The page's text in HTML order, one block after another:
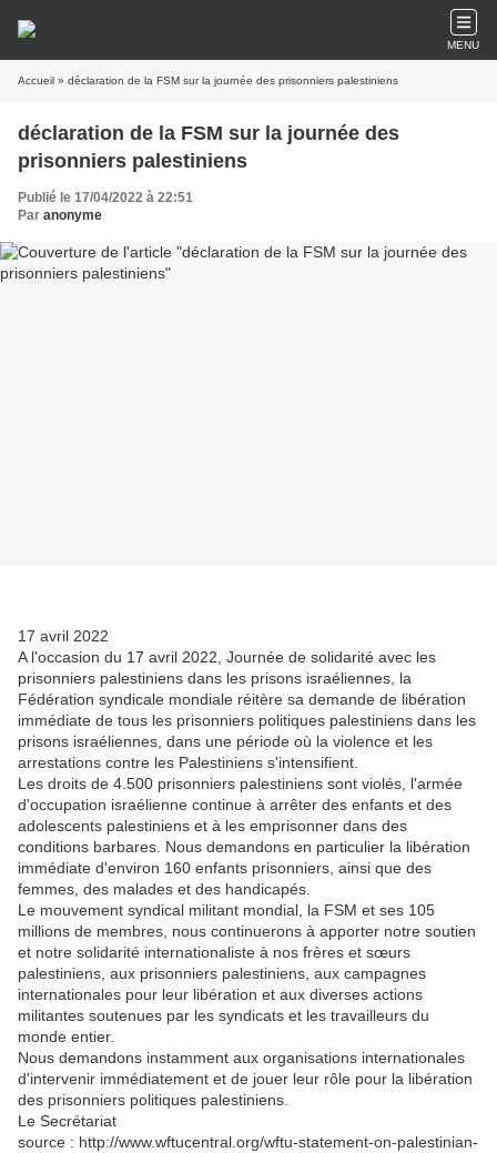
MENU
Accueil » déclaration de la FSM sur la journée des prisonniers palestiniens
déclaration de la FSM sur la journée des
prisonniers palestiniens
Publié le 17/04/2022 à 22:51
Par anonyme
17 avril 2022
A l'occasion du 17 avril 2022, Journée de solidarité avec les
prisonniers palestiniens dans les prisons israéliennes, la
Fédération syndicale mondiale réitère sa demande de libération
immédiate de tous les prisonniers politiques palestiniens dans les
prisons israéliennes, dans une période où la violence et les
arrestations contre les Palestiniens s'intensifient.
Les droits de 4.500 prisonniers palestiniens sont violés, l'armée
d'occupation israélienne continue à arrêter des enfants et des
adolescents palestiniens et à les emprisonner dans des
conditions barbares. Nous demandons en particulier la libération
immédiate d'environ 160 enfants prisonniers, ainsi que des
femmes, des malades et des handicapés.
Le mouvement syndical militant mondial, la FSM et ses 105
millions de membres, nous continuerons à apporter notre soutien
et notre solidarité internationaliste à nos frères et sœurs
palestiniens, aux prisonniers palestiniens, aux campagnes
internationales pour leur libération et aux diverses actions
militantes soutenues par les syndicats et les travailleurs du
monde entier.
Nous demandons instamment aux organisations internationales
d'intervenir immédiatement et de jouer leur rôle pour la libération
des prisonniers politiques palestiniens.
Le Secrétariat
source : http://www.wftucentral.org/wftu-statement-on-palestinian-